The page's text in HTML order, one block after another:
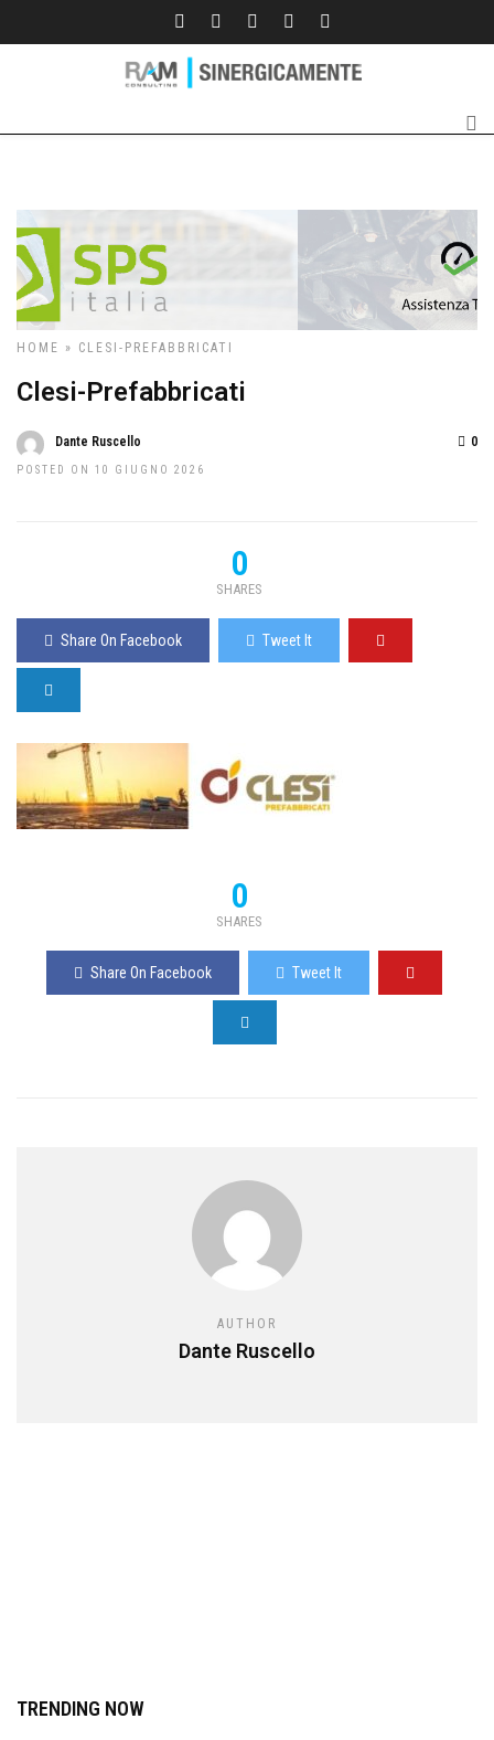
HOME » CLESI-PREFABBRICATI
Clesi-Prefabbricati
Dante Ruscello
POSTED ON 10 GIUGNO 2026
0
0
SHARES
Share On Facebook Tweet It
0
SHARES
Share On Facebook Tweet It
AUTHOR
Dante Ruscello
TRENDING NOW